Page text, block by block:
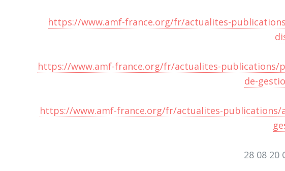
https://www.amf-france.org/fr/actualites-
https://www.amf-france.org/fr/actualites-publications/
de-
https://www.amf-france.org/fr/actualites-
28 08 20